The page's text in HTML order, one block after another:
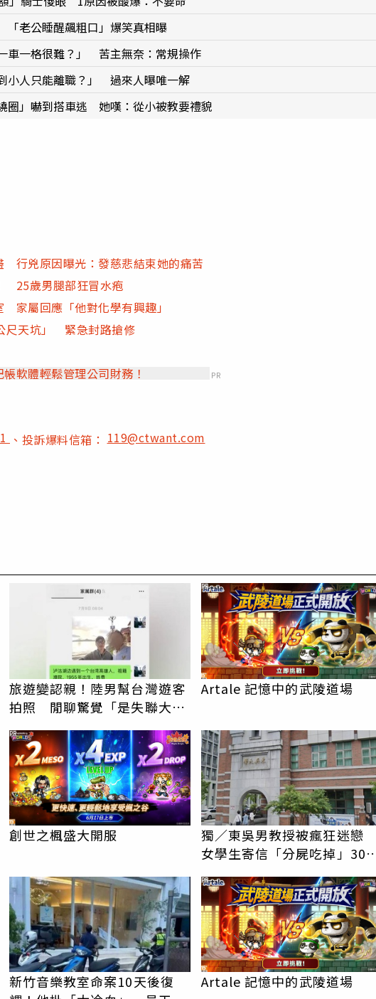
老公睡醒飆粗口」爆笑真相曝
車一格很難？」 苦主無奈：常規操作
小人只能離職？」 過來人曝唯一解
圈」嚇到搭車逃 她嘆：從小被教要禮貌
行兇原因曝光：發慈悲結束她的痛苦
25歲男腿部狂冒水疱
家屬回應「他對化學有興趣」
尺天坑」 緊急封路搶修
軟體輕鬆管理公司財務！
PR
、投訴爆料信箱：119@ctwant.com
旅遊變認親！陸男幫台灣遊客
拍照 閒聊驚覺「是失聯大
Artale 記憶中的武陵道場
PR
創世之楓盛大開服
PR
獨／東吳男教授被瘋狂迷
女學生寄信「分屍吃掉」30
新竹音樂教室命案10天後復
Artale 記憶中的武陵道場
PR